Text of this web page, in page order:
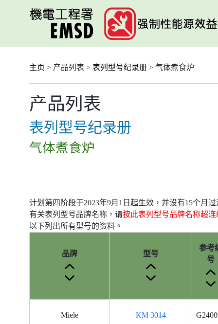
主页 > 产品列表 > 表列型号纪录册 > 气体煮食炉
产品列表
表列型号纪录册
气体煮食炉
计划第四阶段于2023年9月1日起生效，并设有15个月
有关表列型号品牌名称，请按此表列型号品牌名称超连
以下列出所有型号的资料。
品牌 型号
参考
号
Miele KM 3014